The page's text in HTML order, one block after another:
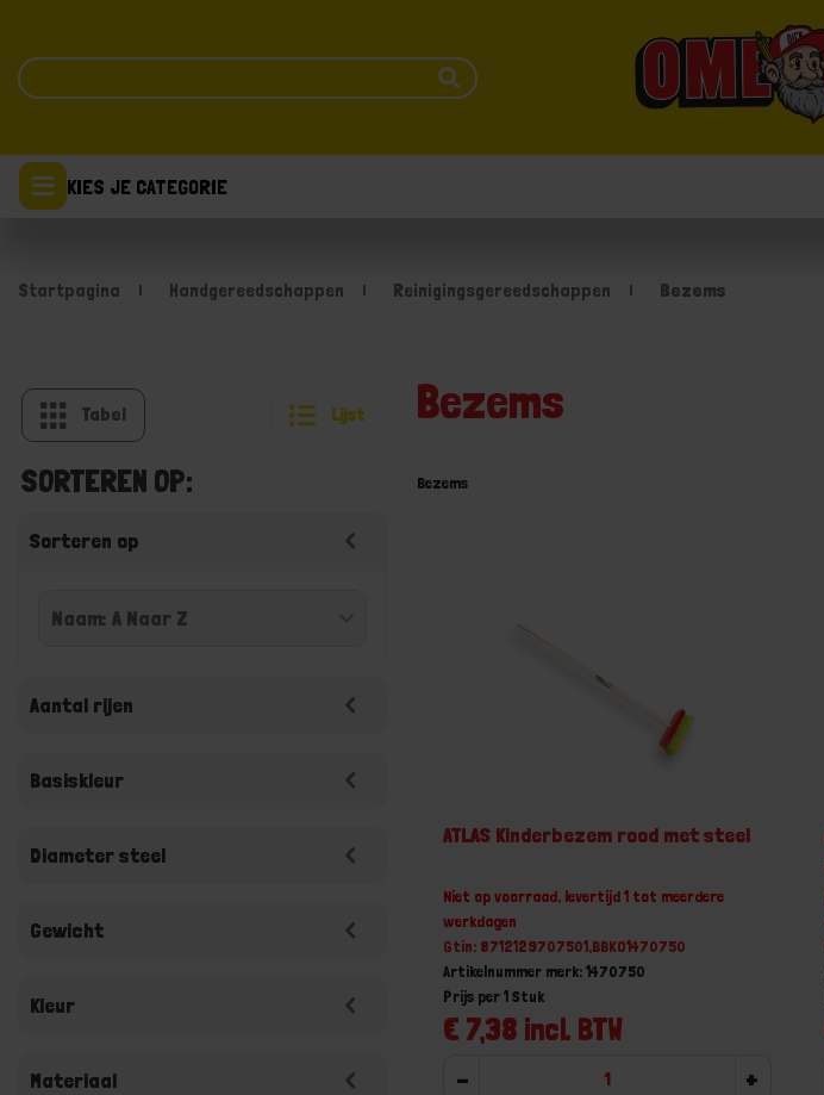
KIES JE CATEGORIE
Startpagina Handgereedschappen Reinigingsgereedschappen Bezems
Tabel Lijst
SORTEREN OP:
Sorteren op
Aantal rijen
Basiskleur
Diameter steel
Gewicht
Kleur
Materiaal
Bezems
Bezems
ATLAS Kinderbezem rood met steel
Niet op voorraad, levertijd 1 tot meerdere
werkdagen
Gtin: 8712129707501,BBKO1470750
Artikelnummer merk: 1470750
€ 7,38 incl. BTW
Prijs per 1 Stuk
- +